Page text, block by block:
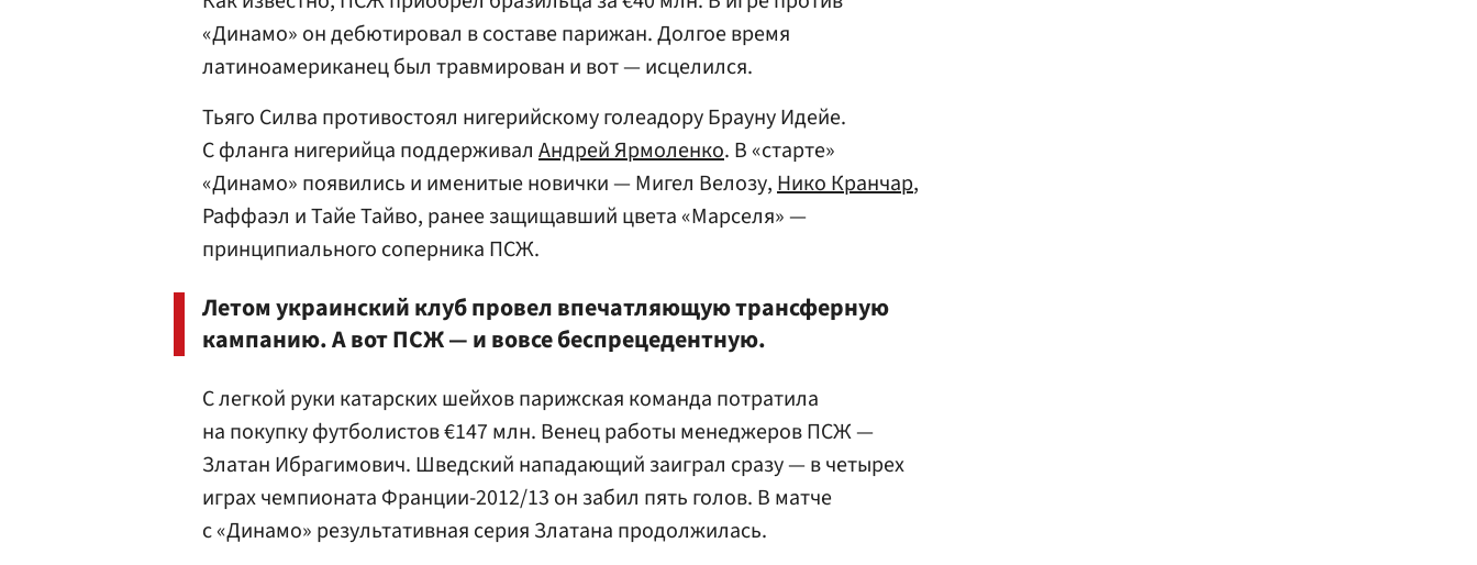
«Динамо» он дебютировал в составе парижан. Долгое время
латиноамериканец был травмирован и вот — исцелился.
Тьяго Силва противостоял нигерийскому голеадору Брауну Идейе.
С фланга нигерийца поддерживал Андрей Ярмоленко. В «старте»
«Динамо» появились и именитые новички — Мигел Велозу,Нико Кранчар,
Раффаэл и Тайе Тайво, ранее защищавший цвета «Марселя» —
принципиального соперника ПСЖ.
Летом украинский клуб провел впечатляющую трансферную
кампанию. А вот ПСЖ — и вовсе беспрецедентную.
С легкой руки катарских шейхов парижская команда потратила
на покупку футболистов €147 млн. Венец работы менеджеров ПСЖ —
Златан Ибрагимович. Шведский нападающий заиграл сразу — в четырех
играх чемпионата Франции-2012/13 он забил пять голов. В матче
с «Динамо» результативная серия Златана продолжилась.